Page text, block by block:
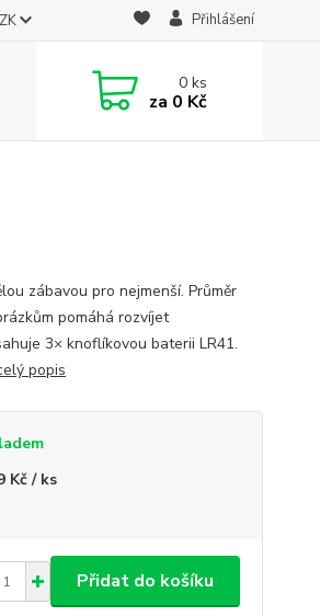
Přihlášení
0ks
za 0 Kč
zábavou pro nejmenší. Průměr
pomáhá rozvíjet
3× knoflíkovou baterii LR41.
popis
Kč / ks
Přidat do košíku